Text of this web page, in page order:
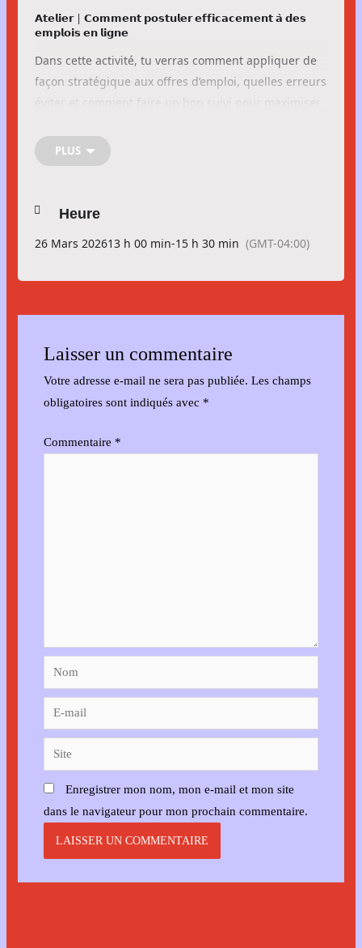
𝗔𝘁𝗲𝗹𝗶𝗲𝗿 | 𝗖𝗼𝗺𝗺𝗲𝗻𝘁 𝗽𝗼𝘀𝘁𝘂𝗹𝗲𝗿 𝗲𝗳𝗳𝗶𝗰𝗮𝗰𝗲𝗺𝗲𝗻𝘁 𝗮̀ 𝗱𝗲𝘀
𝗲𝗺𝗽𝗹𝗼𝗶𝘀 𝗲𝗻 𝗹𝗶𝗴𝗻𝗲
Dans cette activité, tu verras comment appliquer de
façon stratégique aux offres d’emploi, quelles erreurs
éviter et comment faire un bon suivi pour maximiser
📅 𝗗𝗮𝘁𝗲: 26 mars 2026
🕐 𝗛𝗲𝘂𝗿𝗲: 13 h à 15 h 30
𝗔𝘁𝗲𝗹𝗶𝗲𝗿 𝗴𝗿𝗮𝘁𝘂𝗶𝘁 𝗿𝗲́𝘀𝗲𝗿𝘃𝗲́ 𝗮𝘂𝘅 𝗽𝗲𝗿𝘀𝗼𝗻𝗻𝗲𝘀 𝗱𝗲 𝟯𝟱 𝗮𝗻𝘀 𝗲𝘁
𝗺𝗼𝗶𝗻𝘀.
Tu dois t’inscrire ici
PLUS
Heure
26 Mars 202613 h 00 min-15 h 30 min (GMT-04:00)
Laisser un commentaire
Votre adresse e-mail ne sera pas publiée. Les champs
obligatoires sont indiqués avec *
Commentaire *
Nom
E-
mail
Site
Enregistrer mon nom, mon e-mail et mon site
dans le navigateur pour mon prochain commentaire.